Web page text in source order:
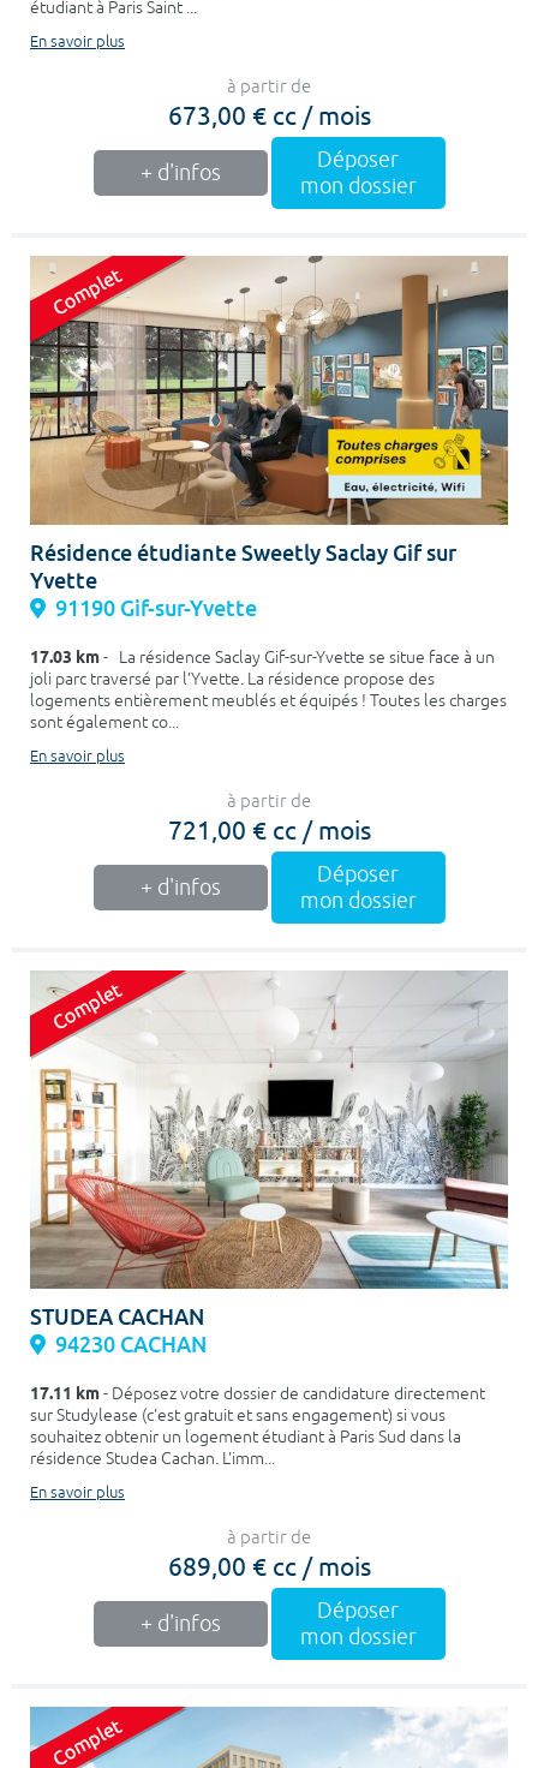
étudiant à Paris Saint ...
En savoir plus
à partir de
673,00 € cc / mois
+ d'infos
Déposer
mon dossier
Résidence étudiante Sweetly Saclay Gif sur
Yvette
91190 Gif-sur-Yvette
17.03 km- La résidence Saclay Gif-sur-Yvette se situe face à un
joli parc traversé par l’Yvette. La résidence propose des
logements entièrement meublés et équipés ! Toutes les charges
sont également co...
En savoir plus
à partir de
721,00 € cc / mois
+ d'infos
Déposer
mon dossier
STUDEA CACHAN
94230 CACHAN
17.11 km- Déposez votre dossier de candidature directement
sur Studylease (c'est gratuit et sans engagement) si vous
souhaitez obtenir un logement étudiant à Paris Sud dans la
résidence Studea Cachan. L'imm...
En savoir plus
à partir de
689,00 € cc / mois
+ d'infos
Déposer
mon dossier